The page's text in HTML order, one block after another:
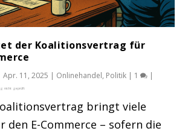
der Koalitionsvertrag für
Apr. 11, 2025 | Onlinehandel, Politik | 1 |
bringt viele
den E-Commerce – sofern die